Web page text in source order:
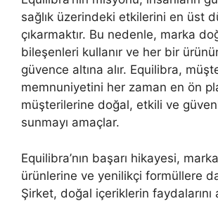
sağlık üzerindeki etkilerini en üst
çıkarmaktır. Bu nedenle, marka
bileşenleri kullanır ve her bir
güvence altına alır. Equilibra,
memnuniyetini her zaman en ön
müşterilerine doğal, etkili ve
sunmayı amaçlar.
Equilibra’nın başarı hikayesi,
ürünlerine ve yenilikçi formüllere
Şirket, doğal içeriklerin faydalarını